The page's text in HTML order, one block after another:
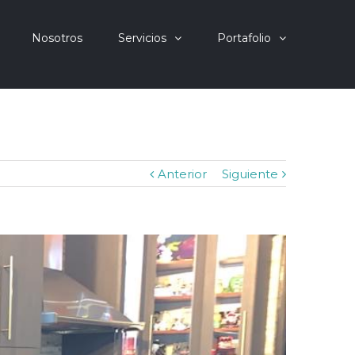
Nosotros Servicios Portafolio
Anterior Siguiente